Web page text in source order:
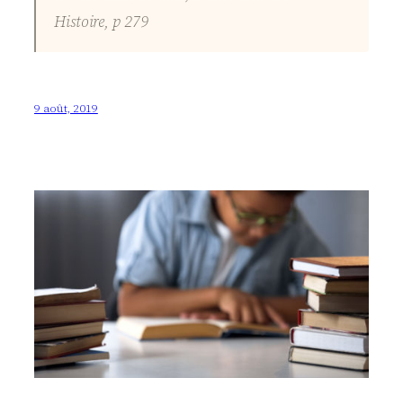
Histoire, p 279
9 août, 2019